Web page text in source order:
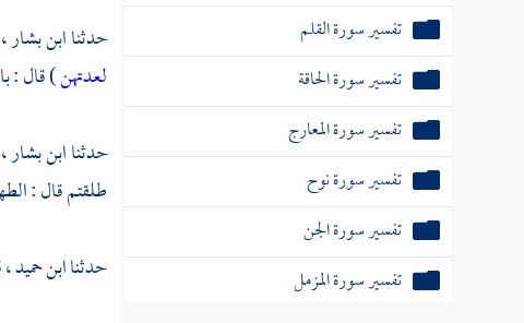
تفسير سورة القلم
تفسير سورة الحاقة
تفسير سورة المعارج
تفسير سورة نوح
تفسير سورة الجن
تفسير سورة المزمل
حدثناابن بشار ،
لعدتهن) قال :
حدثناابن بشار ،
طلقتم قال :
حدثناابن حميد ،